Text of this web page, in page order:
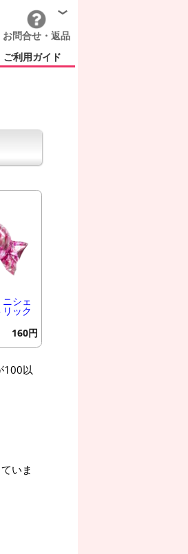
お問合せ・返品
ご利用ガイド
シェ
ック
160円
100以
いま